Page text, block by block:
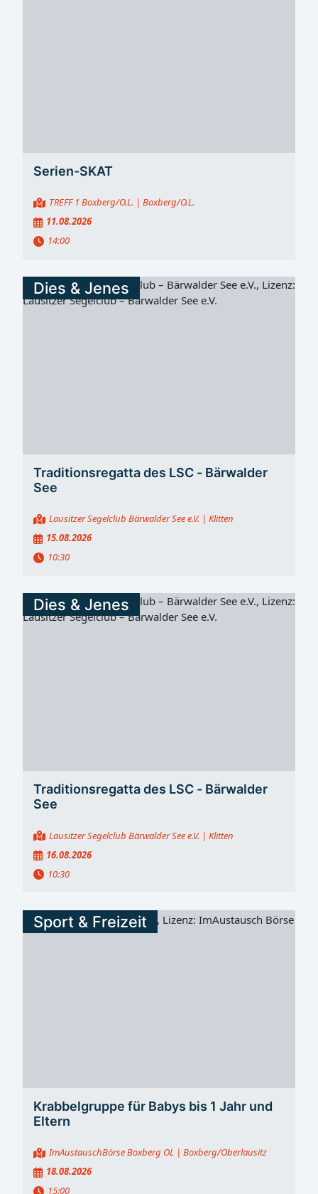
Serien-SKAT
TREFF 1 Boxberg/O.L. | Boxberg/O.L.
11.08.2026
14:00
Dies & Jenes
Traditionsregatta des LSC - Bärwalder
See
Lausitzer Segelclub Bärwalder See e.V. | Klitten
15.08.2026
10:30
Dies & Jenes
Traditionsregatta des LSC - Bärwalder
See
Lausitzer Segelclub Bärwalder See e.V. | Klitten
16.08.2026
10:30
Sport & Freizeit
Krabbelgruppe für Babys bis 1 Jahr und
Eltern
ImAustauschBörse Boxberg OL | Boxberg/Oberlausitz
18.08.2026
15:00